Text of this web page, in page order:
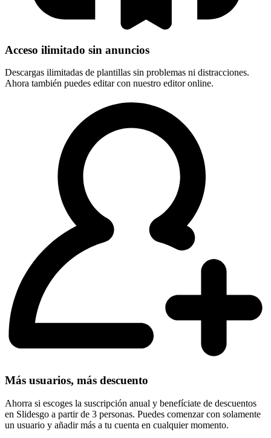
Acceso ilimitado sin anuncios
Descargas ilimitadas de plantillas sin problemas ni distracciones.
Ahora también puedes editar con nuestro editor online.
Más usuarios, más descuento
Ahorra si escoges la suscripción anual y benefíciate de descuentos
en Slidesgo a partir de 3 personas. Puedes comenzar con solamente
un usuario y añadir más a tu cuenta en cualquier momento.